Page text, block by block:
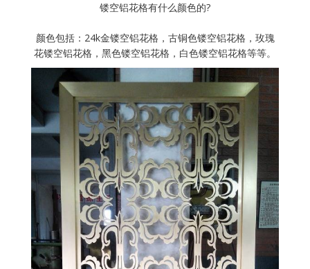
镂空铝花格有什么颜色的?
颜色包括：24k金镂空铝花格，古铜色镂空铝花格，玫瑰
花镂空铝花格，黑色镂空铝花格，白色镂空铝花格等等。